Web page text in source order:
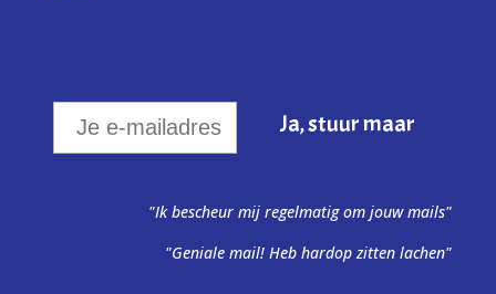
"Ik bescheur mij regelmatig om jouw mails"
"Geniale mail! Heb hardop zitten lachen"